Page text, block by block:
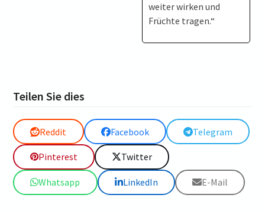
weiter wirken und
Früchte tragen.“
Teilen Sie dies
Reddit Facebook Telegram
Pinterest Twitter
Whatsapp LinkedIn E-Mail